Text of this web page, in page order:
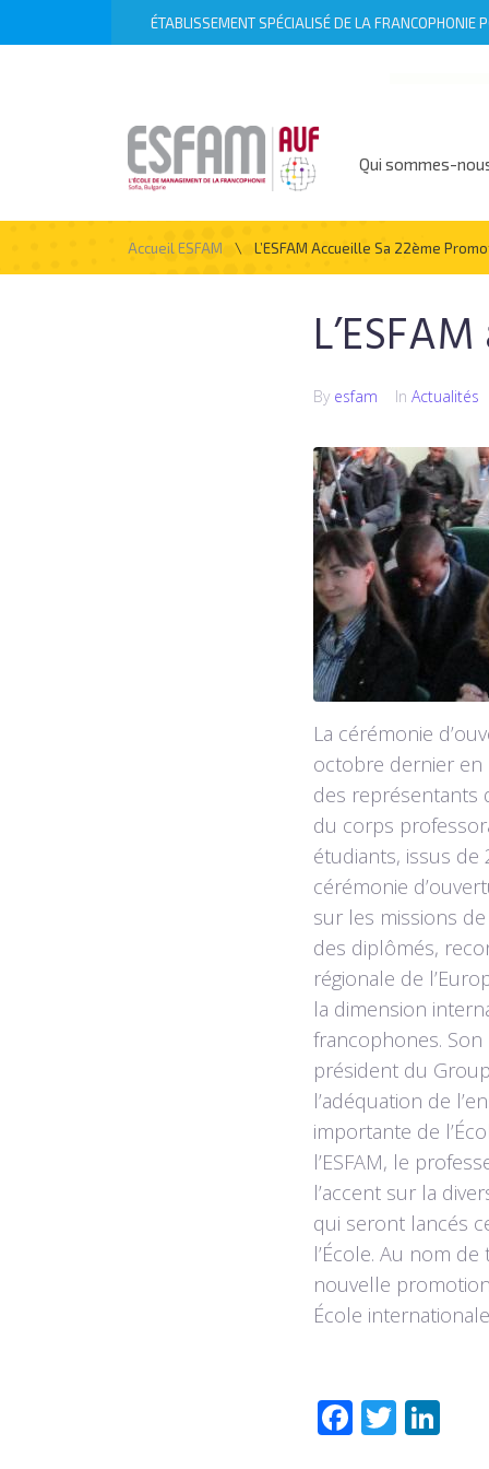
ÉTABLISSEMENT SPÉCIALISÉ DE LA
Qui sommes-
Accueil ESFAM \ L’ESFAM Accueille Sa 22ème
By esfam In Actualités
La cérémonie
octobre dernier en
des représentants
du corps
étudiants, issus de
cérémonie
sur les missions
des diplômés,
régionale de
la dimension
francophones. Son
président du
l’adéquation de
importante de
l’ESFAM, le
l’accent sur la
qui seront lancés
l’École. Au nom
nouvelle
École
F T